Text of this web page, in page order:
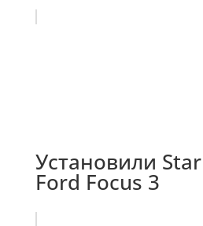
Установили
Ford Focus 3